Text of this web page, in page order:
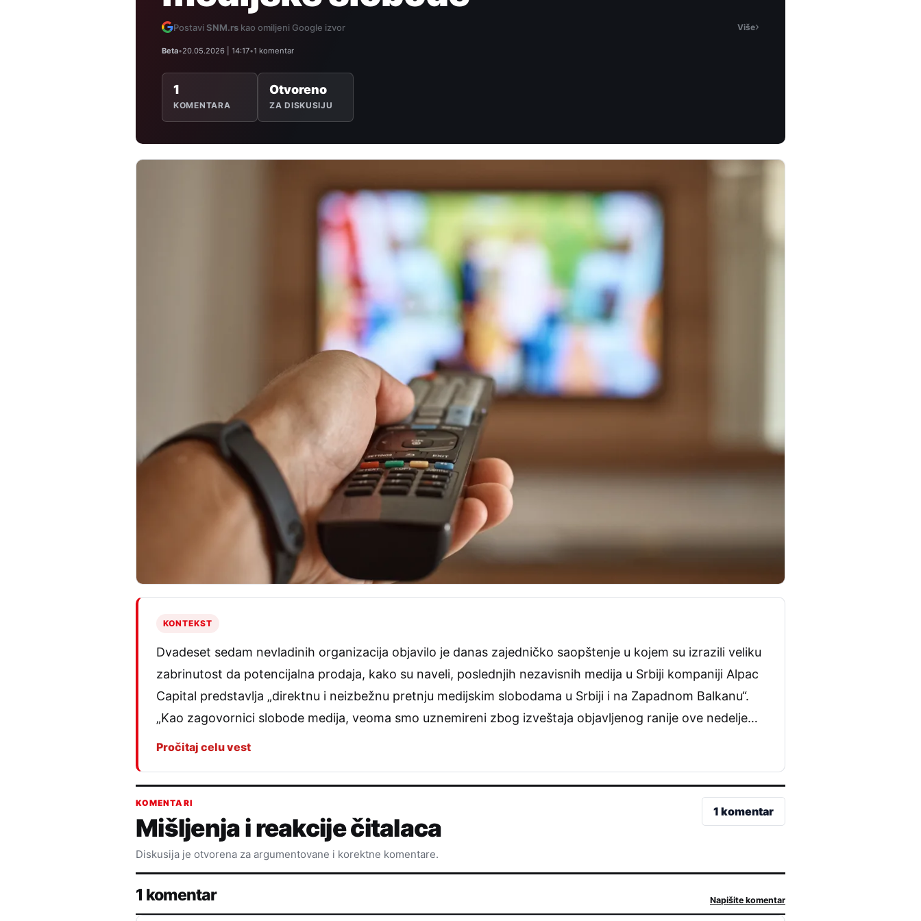
PostaviSNM.rs kao omiljeni Google izvor Više›
Beta•20.05.2026 | 14:17•1 komentar
1
KOMENTARA
Otvoreno
ZA DISKUSIJU
KONTEKST
Dvadeset sedam nevladinih organizacija objavilo je danas zajedničko saopštenje u kojem su izrazili veliku
zabrinutost da potencijalna prodaja, kako su naveli, poslednjih nezavisnih medija u Srbiji kompaniji Alpac
Capital predstavlja „direktnu i neizbežnu pretnju medijskim slobodama u Srbiji i na Zapadnom Balkanu“.
„Kao zagovornici slobode medija, veoma smo uznemireni zbog izveštaja objavljenog ranije ove nedelje…
Pročitaj celu vest
KOMENTARI
Mišljenja i reakcije čitalaca
Diskusija je otvorena za argumentovane i korektne komentare.
1 komentar
1 komentar Napišite komentar